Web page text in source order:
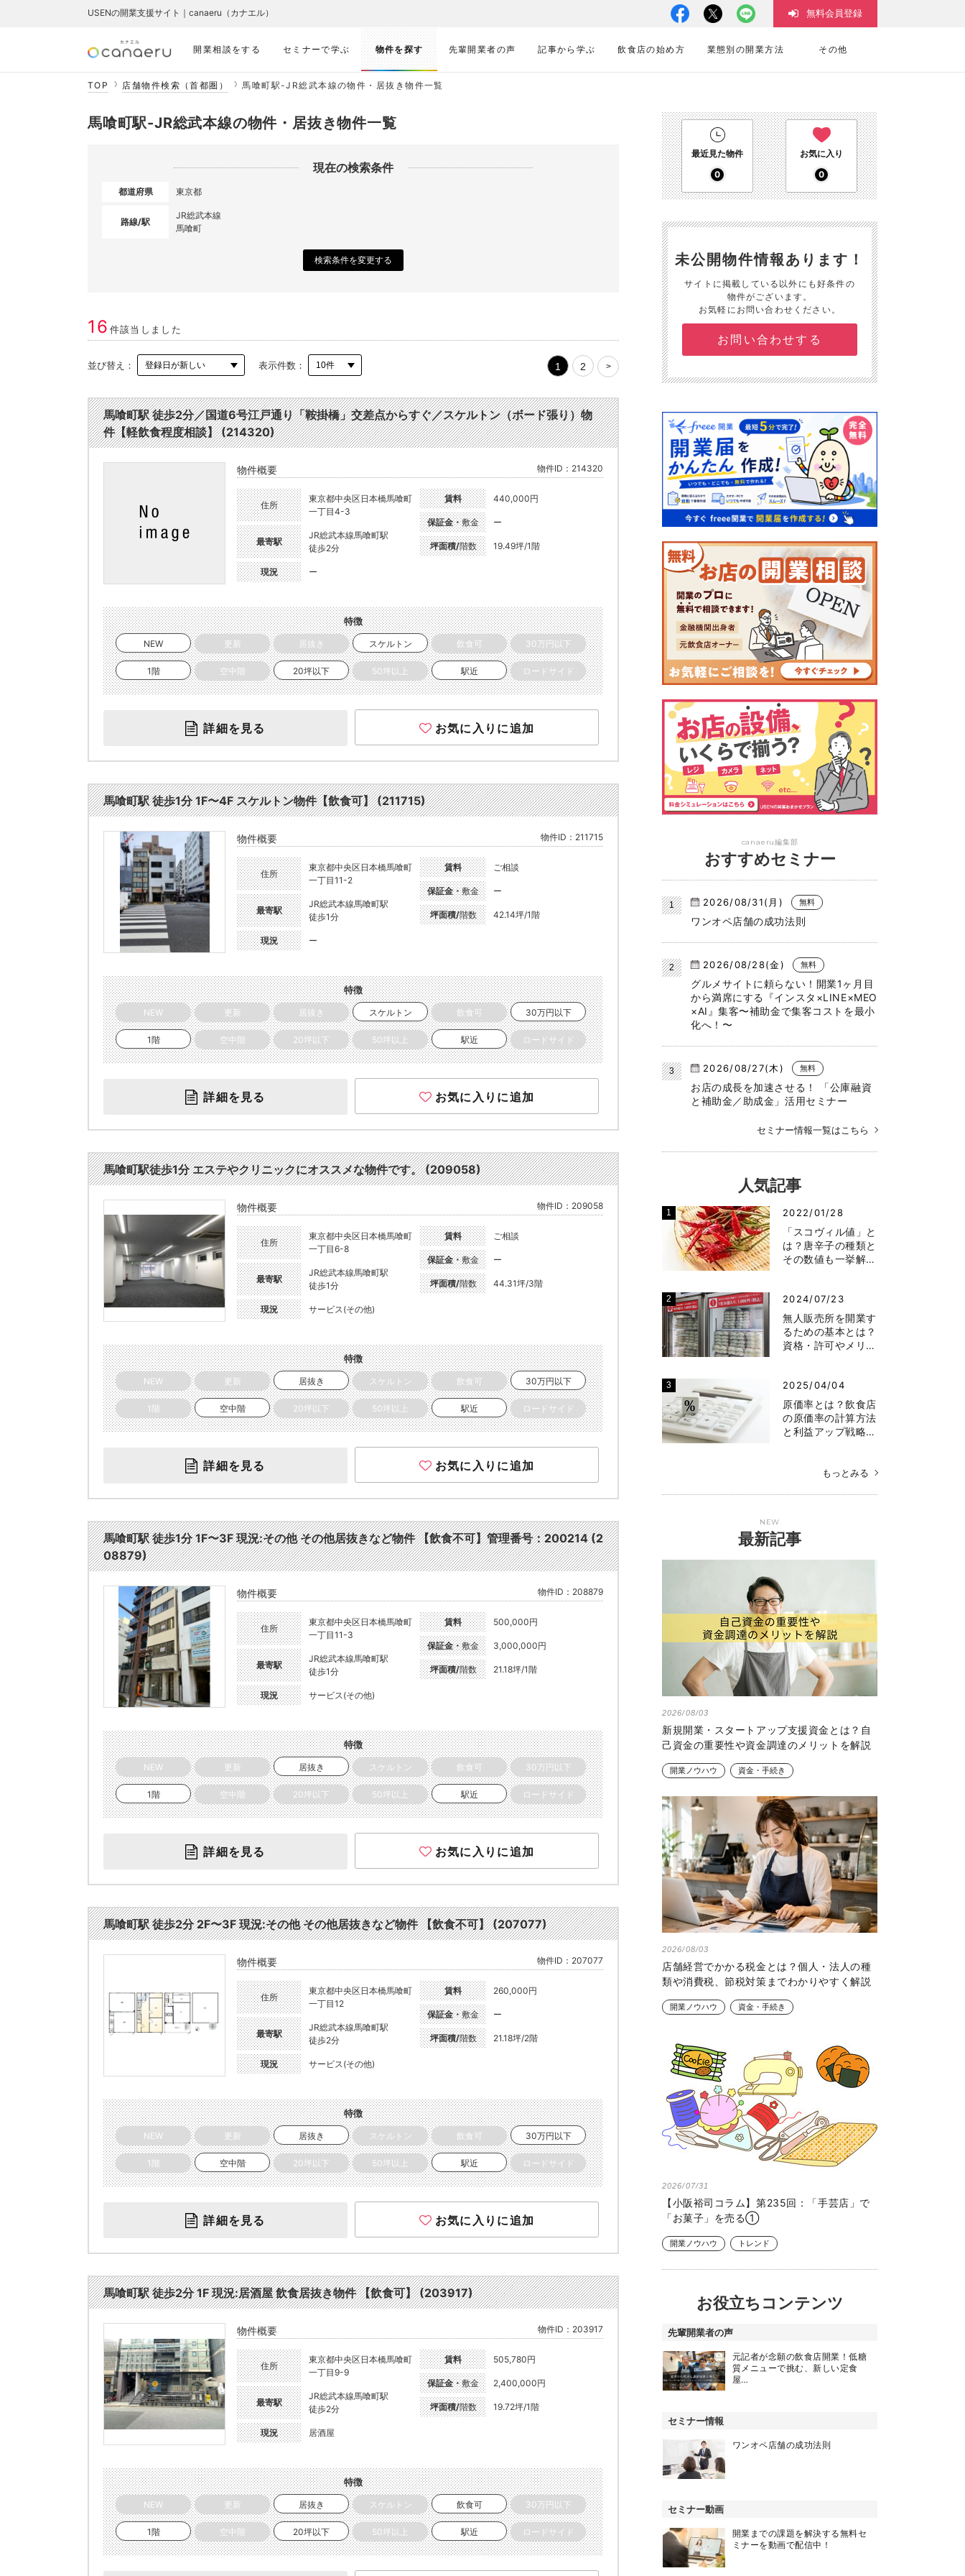
開業相談をする セミナーで学ぶ 物件を探す 先輩開業者の声 記事から学ぶ 飲食店の始め方 業態別の開業方法 その他
USENの開業支援サイト｜canaeru（カナエル） 無料会員登録
TOP 店舗物件検索（首都圏） 馬喰町駅-JR総武本線の物件・居抜き物件一覧
馬喰町駅-JR総武本線の物件・居抜き物件一覧
現在の検索条件
都道府県 東京都
路線/駅
JR総武本線
馬喰町
検索条件を変更する
16 件該当しました
並び替え： 表示件数： 1 2 >
馬喰町駅 徒歩2分／国道6号江戸通り「鞍掛橋」交差点からすぐ／スケルトン（ボード張り）物
件【軽飲食程度相談】 (214320)
物件概要 物件ID：214320
住所
東京都中央区日本橋馬喰町
一丁目4-3
最寄駅
JR総武本線馬喰町駅
徒歩2分
現況 ー
賃料 440,000円
保証金・敷金 ー
坪面積/階数 19.49坪/1階
特徴
NEW 更新 居抜き スケルトン 飲食可 30万円以下
1階 空中階 20坪以下 50坪以上 駅近 ロードサイド
詳細を見る お気に入りに追加
馬喰町駅 徒歩1分 1F〜4F スケルトン物件【飲食可】 (211715)
物件概要 物件ID：211715
住所
東京都中央区日本橋馬喰町
一丁目11-2
最寄駅
JR総武本線馬喰町駅
徒歩1分
現況 ー
賃料 ご相談
保証金・敷金 ー
坪面積/階数 42.14坪/1階
特徴
NEW 更新 居抜き スケルトン 飲食可 30万円以下
1階 空中階 20坪以下 50坪以上 駅近 ロードサイド
詳細を見る お気に入りに追加
馬喰町駅徒歩1分 エステやクリニックにオススメな物件です。 (209058)
物件概要 物件ID：209058
住所
東京都中央区日本橋馬喰町
一丁目6-8
最寄駅
JR総武本線馬喰町駅
徒歩1分
現況 サービス(その他)
賃料 ご相談
保証金・敷金 ー
坪面積/階数 44.31坪/3階
特徴
NEW 更新 居抜き スケルトン 飲食可 30万円以下
1階 空中階 20坪以下 50坪以上 駅近 ロードサイド
詳細を見る お気に入りに追加
馬喰町駅 徒歩1分 1F〜3F 現況:その他 その他居抜きなど物件 【飲食不可】管理番号：200214 (2
08879)
物件概要 物件ID：208879
住所
東京都中央区日本橋馬喰町
一丁目11-3
最寄駅
JR総武本線馬喰町駅
徒歩1分
現況 サービス(その他)
賃料 500,000円
保証金・敷金 3,000,000円
坪面積/階数 21.18坪/1階
特徴
NEW 更新 居抜き スケルトン 飲食可 30万円以下
1階 空中階 20坪以下 50坪以上 駅近 ロードサイド
詳細を見る お気に入りに追加
馬喰町駅 徒歩2分 2F〜3F 現況:その他 その他居抜きなど物件 【飲食不可】 (207077)
物件概要 物件ID：207077
住所
東京都中央区日本橋馬喰町
一丁目12
最寄駅
JR総武本線馬喰町駅
徒歩2分
現況 サービス(その他)
賃料 260,000円
保証金・敷金 ー
坪面積/階数 21.18坪/2階
特徴
NEW 更新 居抜き スケルトン 飲食可 30万円以下
1階 空中階 20坪以下 50坪以上 駅近 ロードサイド
詳細を見る お気に入りに追加
馬喰町駅 徒歩2分 1F 現況:居酒屋 飲食居抜き物件 【飲食可】 (203917)
物件概要 物件ID：203917
住所
東京都中央区日本橋馬喰町
一丁目9-9
最寄駅
JR総武本線馬喰町駅
徒歩2分
現況 居酒屋
賃料 505,780円
保証金・敷金 2,400,000円
坪面積/階数 19.72坪/1階
特徴
NEW 更新 居抜き スケルトン 飲食可 30万円以下
1階 空中階 20坪以下 50坪以上 駅近 ロードサイド
最近見た物件
0
お気に入り
0
未公開物件情報あります！
サイトに掲載している以外にも好条件の
物件がございます。
お気軽にお問い合わせください。
お問い合わせする
canaeru編集部
おすすめセミナー
2026/08/31(月) 無料
ワンオペ店舗の成功法則
2026/08/28(金) 無料
グルメサイトに頼らない！開業1ヶ月目
から満席にする『インスタ×LINE×MEO
×AI』集客〜補助金で集客コストを最小
化へ！〜
2026/08/27(木) 無料
お店の成長を加速させる！ 「公庫融資
と補助金／助成金」活用セミナー
セミナー情報一覧はこちら
人気記事
2022/01/28
「スコヴィル値」と
は？唐辛子の種類と
その数値も一挙解…
2024/07/23
無人販売所を開業す
るための基本とは？
資格・許可やメリ…
2025/04/04
原価率とは？飲食店
の原価率の計算方法
と利益アップ戦略…
もっとみる
NEW
最新記事
2026/08/03
新規開業・スタートアップ支援資金とは？自
己資金の重要性や資金調達のメリットを解説
開業ノウハウ 資金・手続き
2026/08/03
店舗経営でかかる税金とは？個人・法人の種
類や消費税、節税対策までわかりやすく解説
開業ノウハウ 資金・手続き
2026/07/31
【小阪裕司コラム】第235回：「手芸店」で
「お菓子」を売る①
開業ノウハウ トレンド
お役立ちコンテンツ
先輩開業者の声
元記者が念願の飲食店開業！低糖
質メニューで挑む、新しい定食
屋…
セミナー情報
ワンオペ店舗の成功法則
セミナー動画
開業までの課題を解決する無料セ
ミナーを動画で配信中！